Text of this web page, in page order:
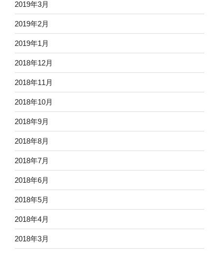
2019年3月
2019年2月
2019年1月
2018年12月
2018年11月
2018年10月
2018年9月
2018年8月
2018年7月
2018年6月
2018年5月
2018年4月
2018年3月